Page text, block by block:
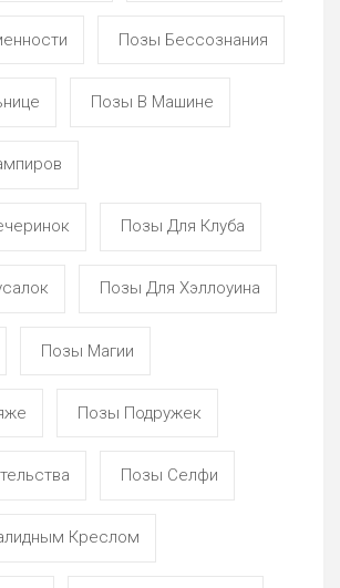
Позы Бессознания
Позы В Машине
Позы Для Клуба
Позы Для Хэллоуина
Позы Магии
Позы Подружек
Позы Селфи
Креслом